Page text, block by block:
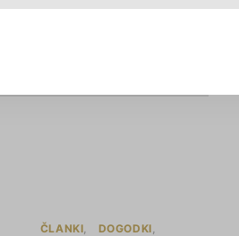
ZK
ČLANKI
DOGODKI